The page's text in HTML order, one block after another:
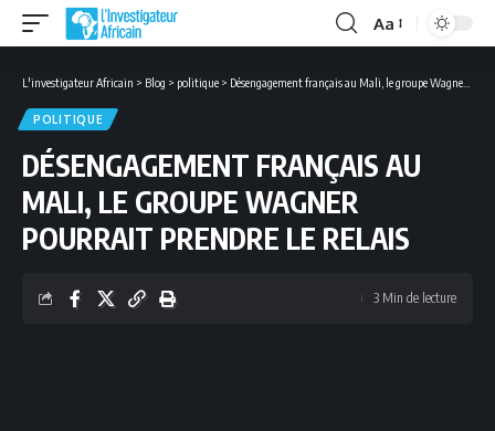
Font
Aa
L'investigateur Africain > Blog > politique > Désengagement français au Mali, le groupe Wagner pourrait prendre le relais
POLITIQUE
DÉSENGAGEMENT FRANÇAIS AU
MALI, LE GROUPE WAGNER
POURRAIT PRENDRE LE RELAIS
3 Min de lecture